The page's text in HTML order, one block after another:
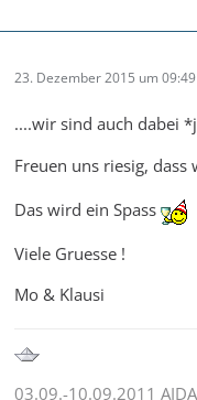
23. Dezember 2015 um 09:49
....wir sind auch dabei
Freuen uns riesig,
Das wird ein Spass
Viele Gruesse !
Mo & Klausi
03.09.-10.09.2011